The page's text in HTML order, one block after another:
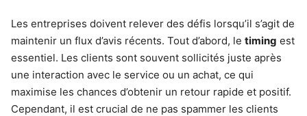
Les entreprises doivent relever des défis lorsqu’il s’agit de
maintenir un flux d’avis récents. Tout d’abord, le timing est
essentiel. Les clients sont souvent sollicités juste après
une interaction avec le service ou un achat, ce qui
maximise les chances d’obtenir un retour rapide et positif.
Cependant, il est crucial de ne pas spammer les clients